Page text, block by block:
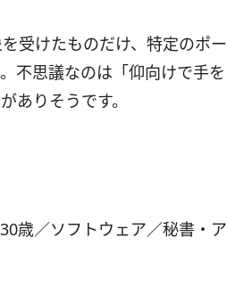
受けたものだけ、特定のポー
不思議なのは「仰向けで手を
ありそうです。
歳／ソフトウェア／秘書・ア